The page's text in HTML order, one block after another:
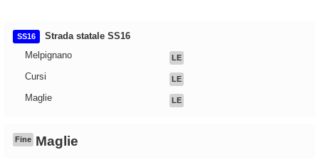
SS16
Strada statale SS16
Melpignano
LE
Cursi LE
Maglie LE
Fine Maglie